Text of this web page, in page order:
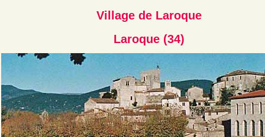
Village de Laroque
Laroque (34)